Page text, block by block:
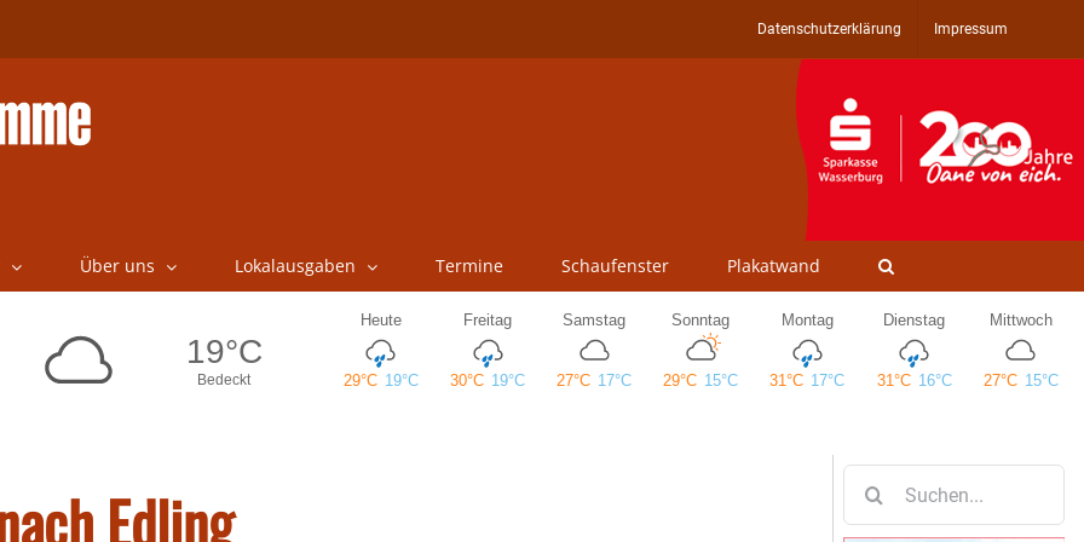
Datenschutzerklärung Impressum
Über uns Lokalausgaben Termine Schaufenster Plakatwand
Edling
nach: